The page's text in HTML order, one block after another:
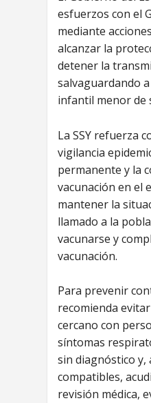
esfuerzos con el
mediante
alcanzar la
detener la
salvaguardando
infantil menor de
La SSY refuerza
vigilancia
permanente y la
vacunación en el
mantener la
llamado a la
vacunarse y
vacunación.
Para prevenir
recomienda
cercano con
síntomas
sin diagnóstico y,
compatibles,
revisión médica,